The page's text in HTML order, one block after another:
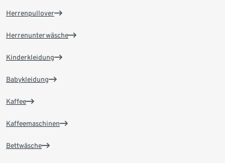
Herrenpullover
Herrenunterwäsche
Kinderkleidung
Babykleidung
Kaffee
Kaffeemaschinen
Bettwäsche